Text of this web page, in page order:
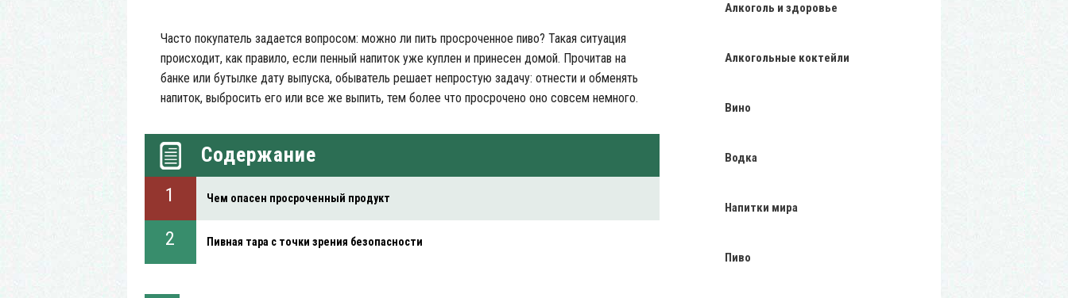
Часто покупатель задается вопросом: можно ли пить просроченное пиво? Такая ситуация
происходит, как правило, если пенный напиток уже куплен и принесен домой. Прочитав на
банке или бутылке дату выпуска, обыватель решает непростую задачу: отнести и обменять
напиток, выбросить его или все же выпить, тем более что просрочено оно совсем немного.
Содержание
Чем опасен просроченный продукт
Пивная тара с точки зрения безопасности
Алкоголь и здоровье
Алкогольные коктейли
Вино
Водка
Напитки мира
Пиво